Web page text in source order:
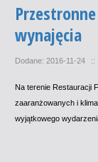
wynajęcia
Dodane: 2016-11-24 ::
Na terenie Restauracji
zaaranżowanych i
wyjątkowego